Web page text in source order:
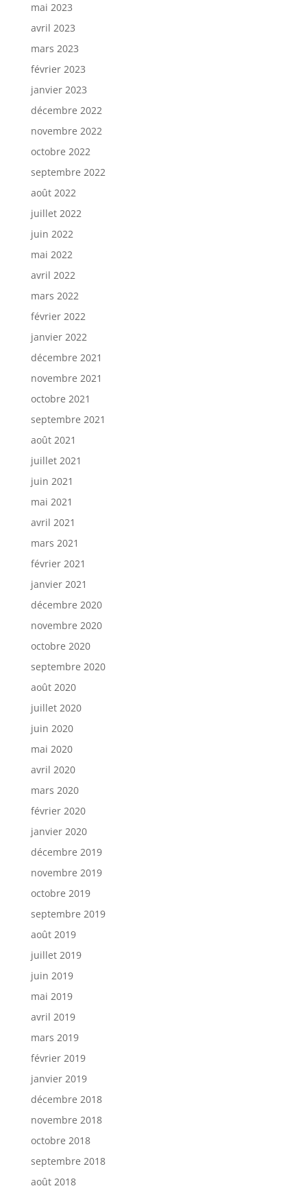
mai 2023
avril 2023
mars 2023
février 2023
janvier 2023
décembre 2022
novembre 2022
octobre 2022
septembre 2022
août 2022
juillet 2022
juin 2022
mai 2022
avril 2022
mars 2022
février 2022
janvier 2022
décembre 2021
novembre 2021
octobre 2021
septembre 2021
août 2021
juillet 2021
juin 2021
mai 2021
avril 2021
mars 2021
février 2021
janvier 2021
décembre 2020
novembre 2020
octobre 2020
septembre 2020
août 2020
juillet 2020
juin 2020
mai 2020
avril 2020
mars 2020
février 2020
janvier 2020
décembre 2019
novembre 2019
octobre 2019
septembre 2019
août 2019
juillet 2019
juin 2019
mai 2019
avril 2019
mars 2019
février 2019
janvier 2019
décembre 2018
novembre 2018
octobre 2018
septembre 2018
août 2018